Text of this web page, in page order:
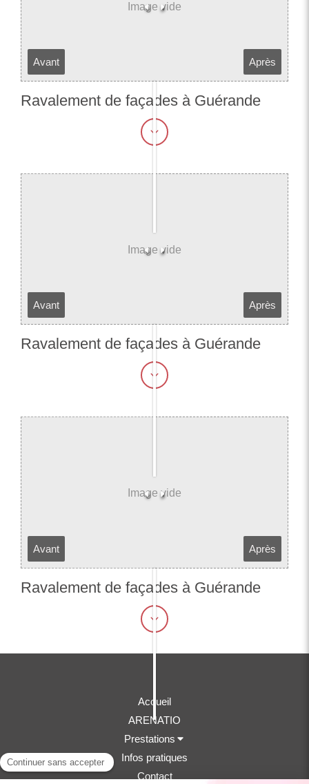
Avant Après
Ravalement de façades à Guérande
Avant Après
Ravalement de façades à Guérande​​​​​​​
Avant Après
Ravalement de façades à Guérande​​​​​​​
Accueil
ARENATIO
Prestations
Infos pratiques
Contact